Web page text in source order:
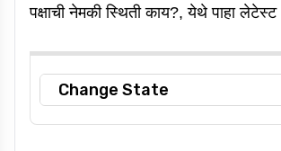
पक्षाची नेमकी स्थिती काय?, येथे पाहा